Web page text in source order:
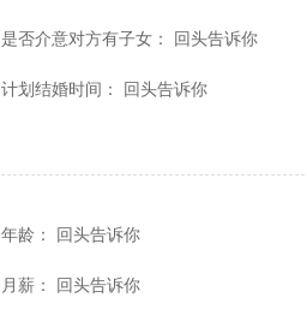
是否介意对方有子女： 回头告诉你
计划结婚时间： 回头告诉你
年龄： 回头告诉你
月薪： 回头告诉你